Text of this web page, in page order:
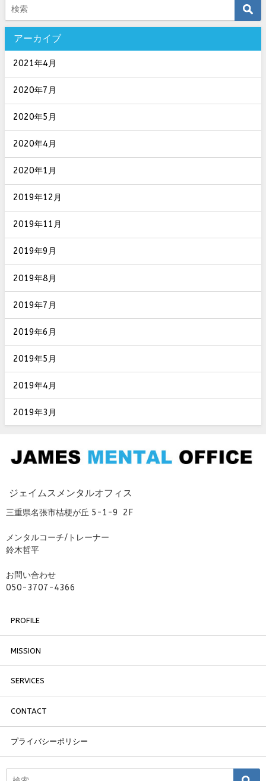
アーカイブ
2021年4月
2020年7月
2020年5月
2020年4月
2020年1月
2019年12月
2019年11月
2019年9月
2019年8月
2019年7月
2019年6月
2019年5月
2019年4月
2019年3月
ジェイムスメンタルオフィス
三重県名張市桔梗が丘 5-1-9 2F
メンタルコーチ/トレーナー
鈴木哲平
お問い合わせ
050-3707-4366
PROFILE
MISSION
SERVICES
CONTACT
プライバシーポリシー